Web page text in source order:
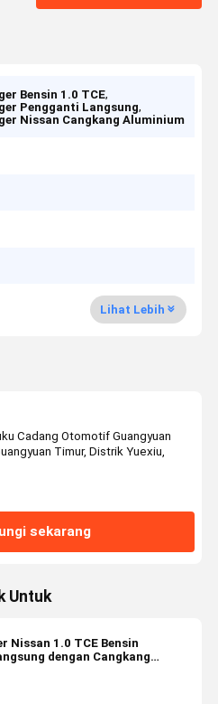
Bensin 1.0 TCE,
Pengganti Langsung,
Nissan Cangkang Aluminium
Lihat Lebih
Cadang Otomotif Guangyuan
Timur, Distrik Yuexiu,
sekarang
Untuk
Nissan 1.0 TCE Bensin
dengan Cangkang